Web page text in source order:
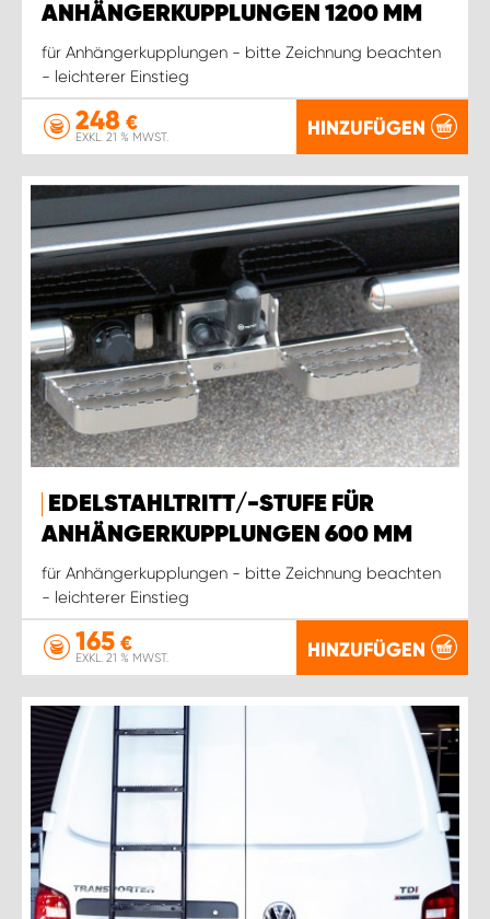
ANHÄNGERKUPPLUNGEN 1200 MM
für Anhängerkupplungen - bitte Zeichnung beachten
- leichterer Einstieg
248 €
EXKL. 21 % MWST. HINZUFÜGEN
EDELSTAHLTRITT/-STUFE FÜR
ANHÄNGERKUPPLUNGEN 600 MM
für Anhängerkupplungen - bitte Zeichnung beachten
- leichterer Einstieg
165 €
EXKL. 21 % MWST. HINZUFÜGEN